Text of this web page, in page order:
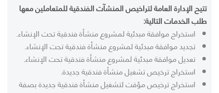
تتيح الإدارة العامة لتراخيص المنشآت الفندقية للمتعاملين معها
طلب الخدمات التالية:
استخراج موافقة مبدئية لمشروع منشأة فندقية تحت الإنشاء.
تجديد موافقة مبدئية لمشروع منشأة فندقية تحت الإنشاء.
تعديل موافقة مبدئية لمشروع منشأة فندقية تحت الإنشاء.
استخراج ترخيص تشغيل منشأة فندقية جديدة.
استخراج ترخيص مؤقت لتشغيل منشأة فندقية جديدة بصفة